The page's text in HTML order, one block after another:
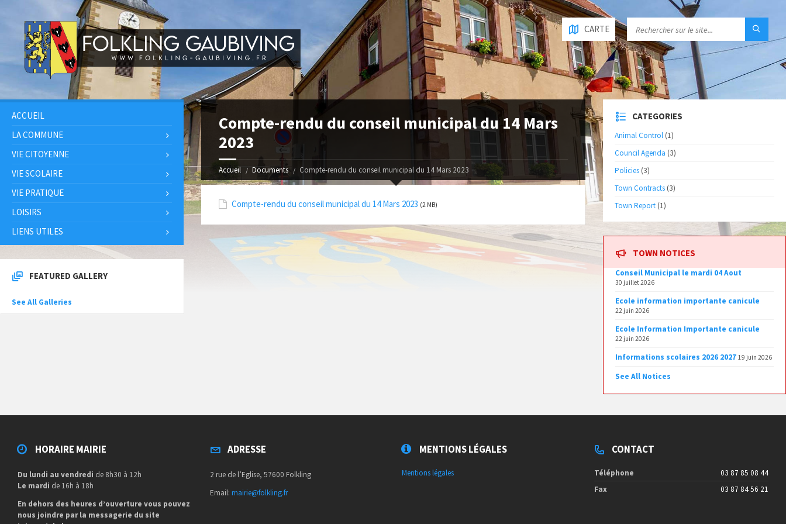
CARTE
Compte-rendu du conseil municipal du 14 Mars
2023
Accueil Documents Compte-rendu du conseil municipal du 14 Mars 2023
Compte-rendu du conseil municipal du 14 Mars 2023 (2 MB)
ACCUEIL
LA COMMUNE
VIE CITOYENNE
VIE SCOLAIRE
VIE PRATIQUE
LOISIRS
LIENS UTILES
FEATURED GALLERY
See All Galleries
CATEGORIES
Animal Control(1)
Council Agenda (3)
Policies(3)
Town Contracts(3)
Town Report(1)
TOWN NOTICES
Conseil Municipal le mardi 04 Aout
30 juillet 2026
Ecole information importante canicule
22 juin 2026
Ecole Information Importante canicule
22 juin 2026
Informations scolaires 2026 2027 19 juin 2026
See All Notices
HORAIRE MAIRIE
Du lundi au vendredi de 8h30 à 12h
Le mardi de 16h à 18h
En dehors des heures d’ouverture vous pouvez
nous joindre par la messagerie du site
ADRESSE
2 rue de l’Eglise, 57600 Folkling
Email: mairie@folkling.fr
MENTIONS LÉGALES
Mentions légales
CONTACT
Téléphone
03 87 85 08 44
Fax
03 87 84 56 21